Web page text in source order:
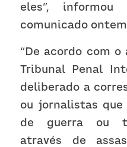
eles”,
comunicado ontem
“De acordo com
Tribunal Penal
deliberado a
ou jornalistas
de guerra ou
através de